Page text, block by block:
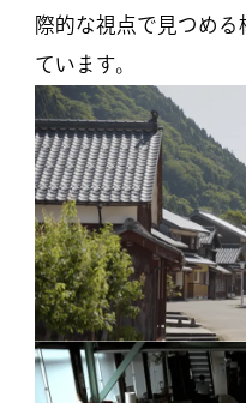
際的な視点で見つめ
ています。